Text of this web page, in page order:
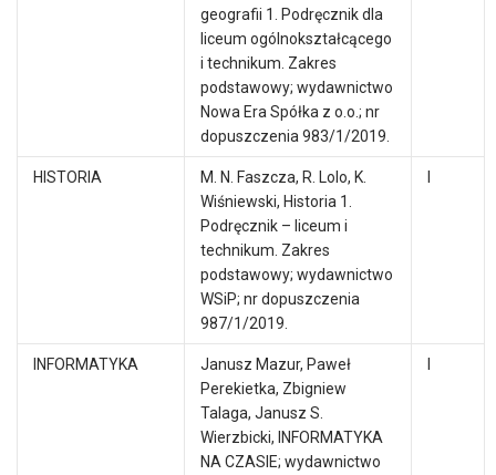
geografii 1. Podręcznik dla
liceum ogólnokształcącego
i technikum. Zakres
podstawowy; wydawnictwo
Nowa Era Spółka z o.o.; nr
dopuszczenia 983/1/2019.
HISTORIA
M. N. Faszcza, R. Lolo, K.
Wiśniewski, Historia 1.
Podręcznik – liceum i
technikum. Zakres
podstawowy; wydawnictwo
WSiP; nr dopuszczenia
987/1/2019.
I
INFORMATYKA
Janusz Mazur, Paweł
Perekietka, Zbigniew
Talaga, Janusz S.
Wierzbicki, INFORMATYKA
NA CZASIE; wydawnictwo
I